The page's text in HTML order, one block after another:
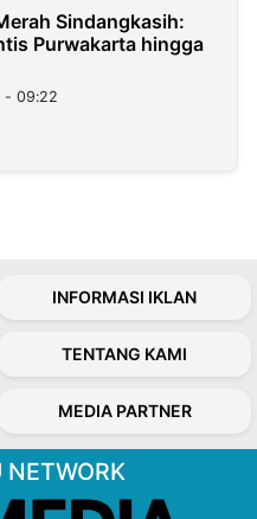
Sindangkasih:
Purwakarta hingga
- 09:22
INFORMASI IKLAN
TENTANG KAMI
MEDIA PARTNER
NETWORK